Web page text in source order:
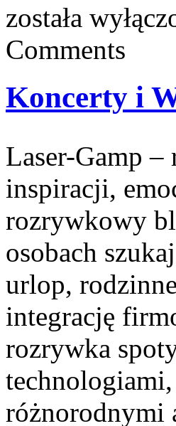
została
Comments
Koncerty i
Laser-Gamp
inspiracji,
rozrywkowy
osobach
urlop,
integrację
rozrywka
różnorodnymi